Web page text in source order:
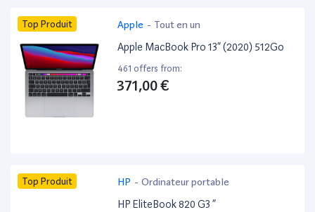
Top Produit Apple - Tout en un
Apple MacBook Pro 13” (2020) 512Go
461 offers from:
371,00 €
Top Produit HP - Ordinateur portable
HP EliteBook 820 G3 ”